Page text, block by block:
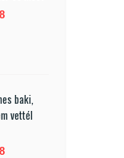
baki,
vettél